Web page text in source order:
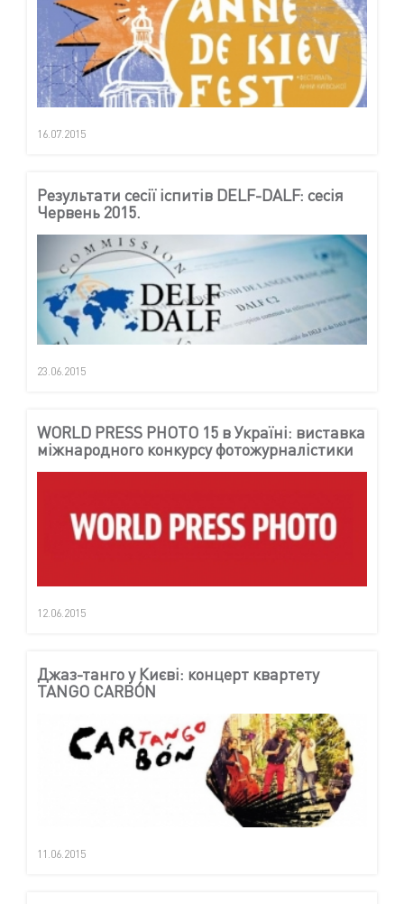
16.07.2015
Результати сесії іспитів DELF-DALF: сесія
Червень 2015.
23.06.2015
WORLD PRESS PHOTO 15 в Україні: виставка
міжнародного конкурсу фотожурналістики
12.06.2015
Джаз-танго у Києві: концерт квартету
TANGO CARBÓN
11.06.2015